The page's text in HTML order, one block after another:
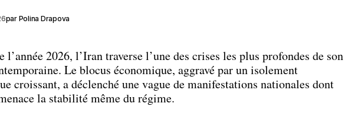
par Polina Drapova
l’année 2026, l’Iran traverse l’une des crises les plus profondes de son
Le blocus économique, aggravé par un isolement
croissant, a déclenché une vague de manifestations nationales dont
la stabilité même du régime.